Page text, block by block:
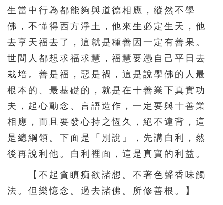
生當中行為都能夠與道德相應，縱然不學
佛，不懂得西方淨土，他來生必定生天，他
去享天福去了，這就是種善因一定有善果。
世間人都想求福求慧，福慧要憑自己平日去
栽培。善是福，惡是禍，這是說學佛的人最
根本的、最基礎的，就是在十善業下真實功
夫，起心動念、言語造作，一定要與十善業
相應，而且要發心持之恆久，絕不違背，這
是總綱領。下面是「別說」，先講自利，然
後再說利他。自利裡面，這是真實的利益。
【不起貪瞋痴欲諸想。不著色聲香味觸
法。但樂憶念。過去諸佛。所修善根。】